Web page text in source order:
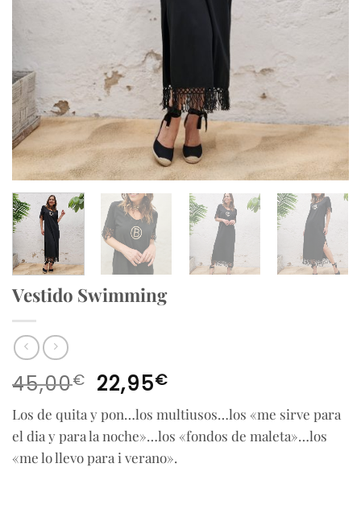
Vestido Swimming
45,00€ El
precio
original
era:
45,00€.
22,95€
actual
es:
22,95€.
Los de quita y pon…los multiusos…los «me sirve para
el dia y para la noche»…los «fondos de maleta»…los
«me lo llevo para i verano».